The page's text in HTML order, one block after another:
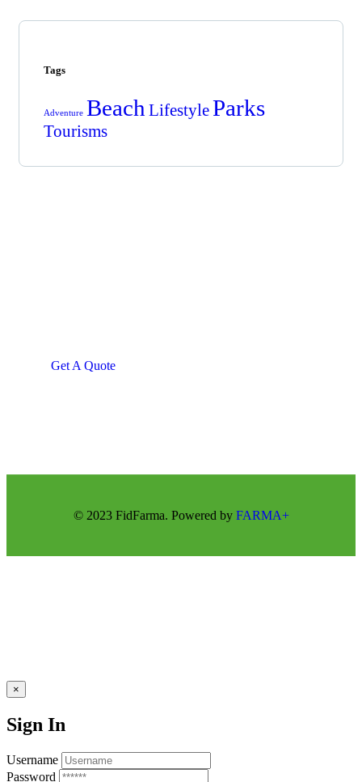
Tags
Adventure Beach LifestyleParks
Tourisms
Get A Quote
© 2023 FidFarma. Powered by FARMA+
×
Sign In
Username
Password